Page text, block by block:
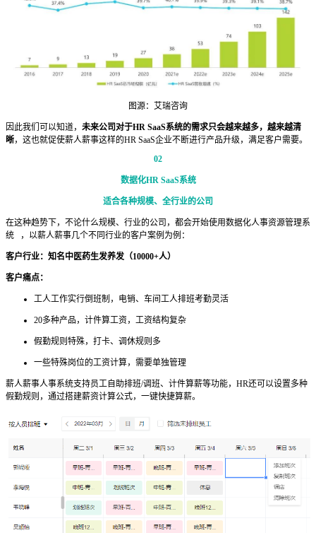
图源：艾瑞咨询
因此我们可以知道， 未来公司对于HR SaaS系统的需求只会越来越多，越来越清
晰，这也就促使薪人薪事这样的HR SaaS企业不断进行产品升级，满足客户需要。
02
数据化HR SaaS系统
适合各种规模、全行业的公司
在这种趋势下，不论什么规模、行业的公司，都会开始使用数据化人事资源管理系
统 ，以薪人薪事几个不同行业的客户案例为例：
客户行业：知名中医药生发养发（10000+人）
客户痛点：
工人工作实行倒班制，电销、车间工人排班考勤灵活
20多种产品，计件算工资，工资结构复杂
假勤规则特殊，打卡、调休规则多
一些特殊岗位的工资计算，需要单独管理
薪人薪事人事系统支持员工自助排班/调班、计件算薪等功能，HR还可以设置多种
假勤规则，通过搭建薪资计算公式，一键快捷算薪。